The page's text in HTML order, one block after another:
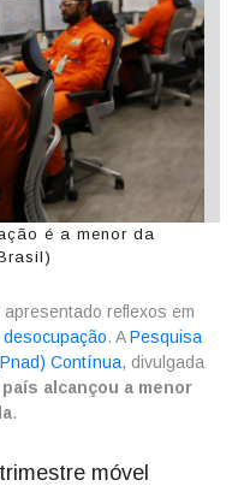
é a menor da
reflexos em
. APesquisa
Contínua, divulgada
país alcançou a menor
.
móvel